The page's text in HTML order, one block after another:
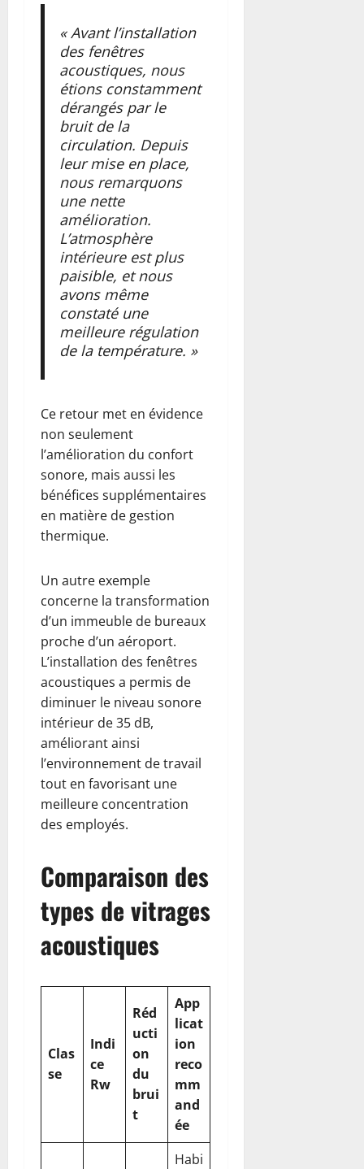
« Avant l’installation
des fenêtres
acoustiques, nous
étions constamment
dérangés par le
bruit de la
circulation. Depuis
leur mise en place,
nous remarquons
une nette
amélioration.
L’atmosphère
intérieure est plus
paisible, et nous
avons même
constaté une
meilleure régulation
de la température. »
Ce retour met en évidence
non seulement
l’amélioration du confort
sonore, mais aussi les
bénéfices supplémentaires
en matière de gestion
thermique.
Un autre exemple
concerne la transformation
d’un immeuble de bureaux
proche d’un aéroport.
L’installation des fenêtres
acoustiques a permis de
diminuer le niveau sonore
intérieur de 35 dB,
améliorant ainsi
l’environnement de travail
tout en favorisant une
meilleure concentration
des employés.
Comparaison des
types de vitrages
acoustiques
Clas
se
Indi
ce
Rw
Réd
ucti
on
du
brui
t
App
licat
ion
reco
mm
and
ée
Habi